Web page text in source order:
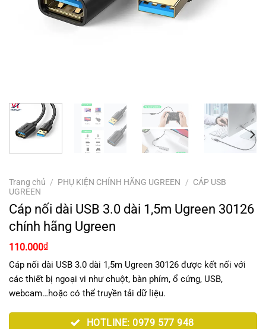
Trang chủ / PHỤ KIỆN CHÍNH HÃNG UGREEN / CÁP USB
UGREEN
Cáp nối dài USB 3.0 dài 1,5m Ugreen 30126
chính hãng Ugreen
110.000₫
Cáp nối dài USB 3.0 dài 1,5m Ugreen 30126 được kết nối với
các thiết bị ngoại vi như chuột, bàn phím, ổ cứng, USB,
webcam…hoặc có thể truyền tải dữ liệu.
HOTLINE: 0979 577 948